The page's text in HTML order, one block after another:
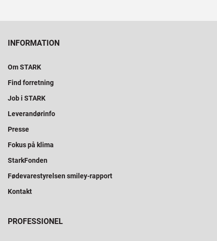
INFORMATION
Om STARK
Find forretning
Job i STARK
Leverandørinfo
Presse
Fokus på klima
StarkFonden
Fødevarestyrelsen smiley-rapport
Kontakt
PROFESSIONEL